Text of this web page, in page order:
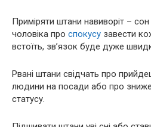
Приміряти штани навиворіт –
чоловіка про спокусу завести
встоїть, зв’язок буде дуже
Рвані штани свідчать про
людини на посади або про
статусу.